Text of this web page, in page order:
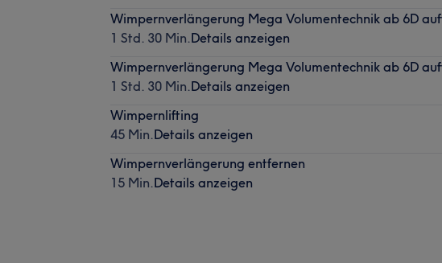
Wimpernverlängerung Mega Volumentechnik ab 6D
1 Std. 30 Min.Details anzeigen
Wimpernverlängerung Mega Volumentechnik ab 6D
1 Std. 30 Min.Details anzeigen
Wimpernlifting
45 Min.Details anzeigen
Wimpernverlängerung entfernen
15 Min.Details anzeigen